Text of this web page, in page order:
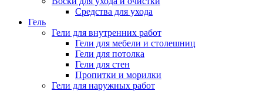
Средства для ухода
Гель
Гели для внутренних работ
Гели для мебели и столешниц
Гели для потолка
Гели для стен
Пропитки и морилки
Гели для наружных работ